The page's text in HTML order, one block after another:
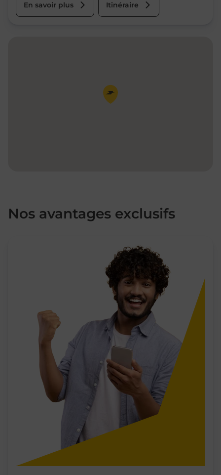
En savoir plus Itinéraire
Pin de la carte
Nos avantages exclusifs